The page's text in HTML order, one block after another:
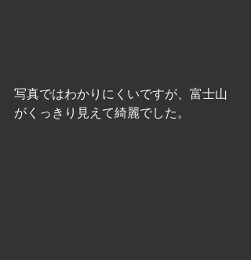
写真ではわかりにくいですが、富士山
がくっきり見えて綺麗でした。